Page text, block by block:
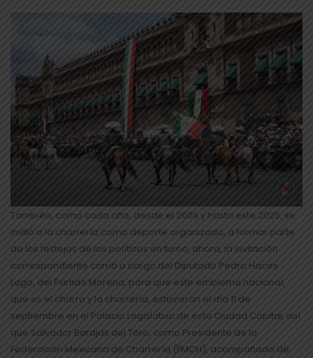
También, como cada año, desde el 2009 y hasta este 2025, se
invitó a la charrería como deporte organizado, a formar parte
de los festejos de los políticos en turno, ahora, la invitación
correspondiente corrió a cargo del Diputado Pedro Haces
Lago, del Partido Morena, para que este emblema nacional,
que es el charro y la charrería, estuvieran el día 11 de
septiembre en el Palacio Legislativo de esta Ciudad Capital, así
que Salvador Barajas del Toro, como Presidente de la
Federación Mexicana de Charrería (FMCH), acompañado de